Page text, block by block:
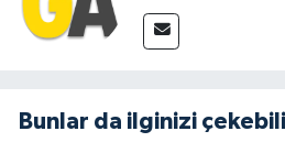
Bunlar da ilginizi